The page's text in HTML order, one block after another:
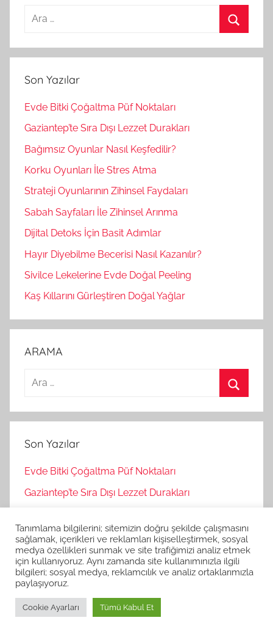
a
a
r
Son Yazılar
Evde Bitki Çoğaltma Püf Noktaları
Gaziantep’te Sıra Dışı Lezzet Durakları
Bağımsız Oyunlar Nasıl Keşfedilir?
Korku Oyunları İle Stres Atma
Strateji Oyunlarının Zihinsel Faydaları
Sabah Sayfaları İle Zihinsel Arınma
Dijital Detoks İçin Basit Adımlar
Hayır Diyebilme Becerisi Nasıl Kazanılır?
Sivilce Lekelerine Evde Doğal Peeling
Kaş Kıllarını Gürleştiren Doğal Yağlar
ARAMA
a
a
r
Son Yazılar
Evde Bitki Çoğaltma Püf Noktaları
Gaziantep’te Sıra Dışı Lezzet Durakları
Korku Oyunları İle Stres Atma
Strateji Oyunlarının Zihinsel Faydaları
WordPress Theme: Donovan by ThemeZee.
Tanımlama bilgilerini; sitemizin doğru şekilde çalışmasını
sağlamak, içerikleri ve reklamları kişiselleştirmek, sosyal
medya özellikleri sunmak ve site trafiğimizi analiz etmek
için kullanıyoruz. Aynı zamanda site kullanımınızla ilgili
bilgileri; sosyal medya, reklamcılık ve analiz ortaklarımızla
paylaşıyoruz.
Cookie Ayarları Tümü Kabul Et